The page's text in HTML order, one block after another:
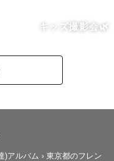
る場所もあります。
キッズ撮影会🌿
)アルバム › 東京都のフレン